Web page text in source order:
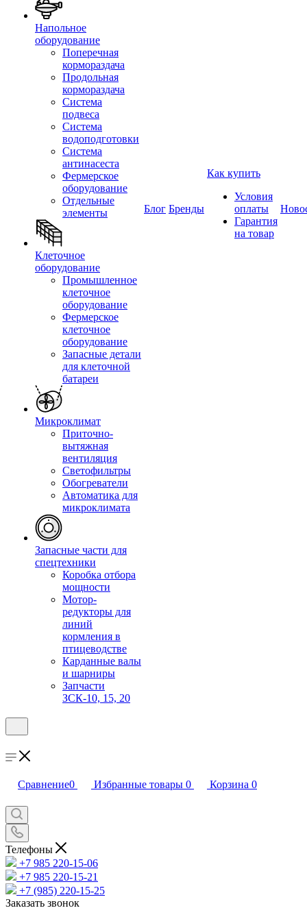
Напольное
оборудование
Поперечная
кормораздача
Продольная
кормораздача
Система
подвеса
Система
водоподготовки
Система
антинасеста
Фермерское
оборудование
Отдельные
элементы
Клеточное
оборудование
Промышленное
клеточное
оборудование
Фермерское
клеточное
оборудование
Запасные детали
для клеточной
батареи
Микроклимат
Приточно-
вытяжная
вентиляция
Светофильтры
Обогреватели
Автоматика для
микроклимата
Запасные части для
спецтехники
Коробка отбора
мощности
Мотор-
редукторы для
линий
кормления в
птицеводстве
Карданные валы
и шарниры
Запчасти
ЗСК-10, 15, 20
Блог Бренды
Как купить
Условия
оплаты
Гарантия
на товар
Сравнение0 Избранные товары 0 Корзина 0
Телефоны
+7 985 220-15-06
+7 985 220-15-21
+7 (985) 220-15-25
Заказать звонок